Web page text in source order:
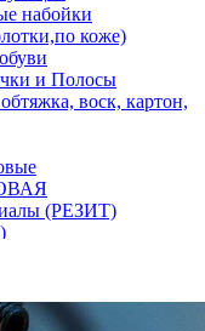
набойки
коже)
и Полосы
воск, картон,
(РЕЗИТ)